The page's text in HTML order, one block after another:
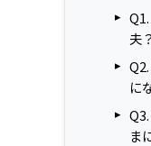
夫？
に
ま